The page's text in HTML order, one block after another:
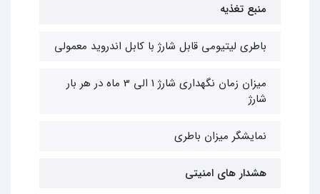
منبع تغذیه
باطری لیتیومی قابل شارژ با کابل اندروید معمولی
میزان زمان نگهداری شارژ 1 الی 3 ماه در هر بار
شارژ
نمایشگر میزان باطری
هشدار های امنیتی